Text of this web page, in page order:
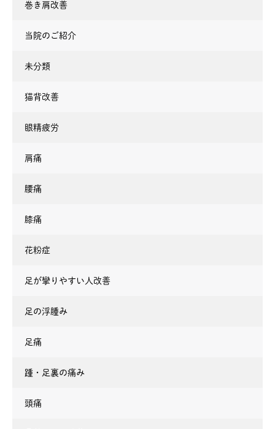
巻き肩改善
当院のご紹介
未分類
猫背改善
眼精疲労
肩痛
腰痛
膝痛
花粉症
足が攣りやすい人改善
足の浮腫み
足痛
踵・足裏の痛み
頭痛